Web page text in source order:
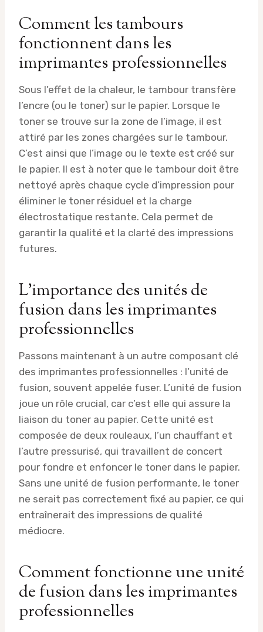
Comment les tambours
fonctionnent dans les
imprimantes professionnelles
Sous l’effet de la chaleur, le tambour transfère
l’encre (ou le toner) sur le papier. Lorsque le
toner se trouve sur la zone de l’image, il est
attiré par les zones chargées sur le tambour.
C’est ainsi que l’image ou le texte est créé sur
le papier. Il est à noter que le tambour doit être
nettoyé après chaque cycle d’impression pour
éliminer le toner résiduel et la charge
électrostatique restante. Cela permet de
garantir la qualité et la clarté des impressions
futures.
L’importance des unités de
fusion dans les imprimantes
professionnelles
Passons maintenant à un autre composant clé
des imprimantes professionnelles : l’unité de
fusion, souvent appelée fuser. L’unité de fusion
joue un rôle crucial, car c’est elle qui assure la
liaison du toner au papier. Cette unité est
composée de deux rouleaux, l’un chauffant et
l’autre pressurisé, qui travaillent de concert
pour fondre et enfoncer le toner dans le papier.
Sans une unité de fusion performante, le toner
ne serait pas correctement fixé au papier, ce qui
entraînerait des impressions de qualité
médiocre.
Comment fonctionne une unité
de fusion dans les imprimantes
professionnelles